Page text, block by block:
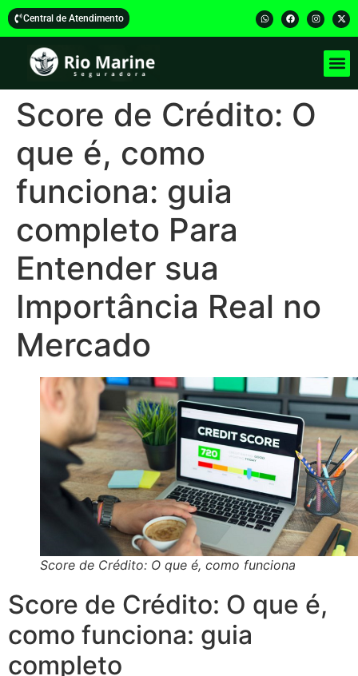
Central de Atendimento
Score de Crédito: O
que é, como
funciona: guia
completo Para
Entender sua
Importância Real no
Mercado
Score de Crédito: O que é, como funciona
Score de Crédito: O que é,
como funciona: guia
completo